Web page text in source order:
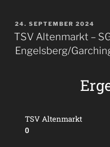
24. SEPTEMBER 2024
TSV Altenmarkt –
Engelsberg/
TSV Altenmarkt
0